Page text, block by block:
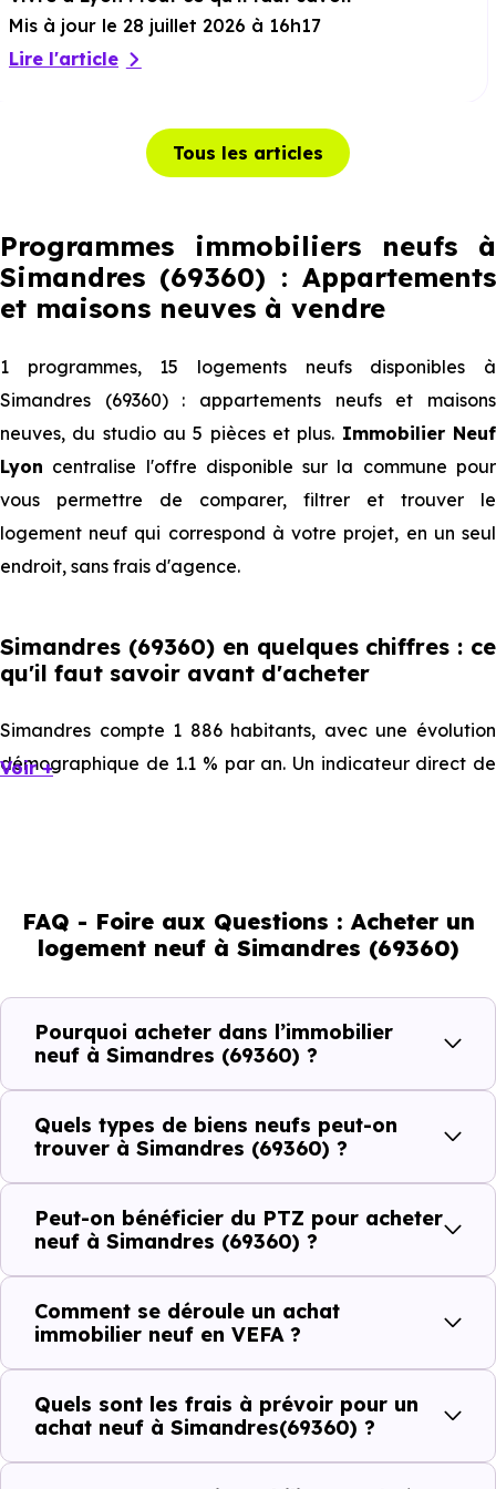
Mis à jour le 28 juillet 2026 à 16h17
Lire l'article
Tous les articles
Programmes immobiliers neufs à
Simandres (69360) : Appartements
et maisons neuves à vendre
1 programmes, 15 logements neufs disponibles à
Simandres (69360) : appartements neufs et maisons
neuves, du studio au 5 pièces et plus. Immobilier Neuf
Lyon centralise l'offre disponible sur la commune pour
vous permettre de comparer, filtrer et trouver le
logement neuf qui correspond à votre projet, en un seul
endroit, sans frais d'agence.
Simandres (69360) en quelques chiffres : ce
qu'il faut savoir avant d'acheter
Simandres compte 1 886 habitants, avec une évolution
démographique de 1.1 % par an. Un indicateur direct de
démographique qui renseigne directement sur la
demande locative locale et les typologies de biens les
plus recherchées.
Côté cadre de vie, Simandres (69360) dispose de 6
commerces, 6 professions médicales et 1 établissements
scolaires. Des équipements du quotidien qui constituent
autant d'arguments concrets pour habiter ou investir
dans la commune.
Combien coûte un logement à Simandres
(69360) ?
C'est souvent la première question. Voici les repères de
prix à connaître pour un achat immobilier à Simandres
(69360) :
Voir +
FAQ - Foire aux Questions : Acheter un
logement neuf à Simandres (69360)
Pourquoi acheter dans l’immobilier
neuf à Simandres (69360) ?
Quels types de biens neufs peut-on
trouver à Simandres (69360) ?
Peut-on bénéficier du PTZ pour acheter
neuf à Simandres (69360) ?
Comment se déroule un achat
immobilier neuf en VEFA ?
Quels sont les frais à prévoir pour un
achat neuf à Simandres(69360) ?